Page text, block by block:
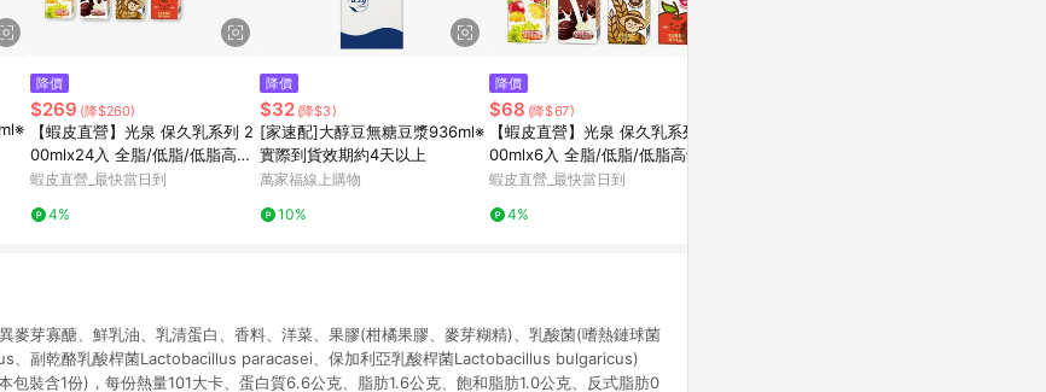
降價
$269 (降$260)
【蝦皮直營】光泉 保久乳系列 2
00mlx24入 全脂/低脂/低脂高鈣/
高鈣/巧克力/果汁/麥芽/蘋果 牛
蝦皮直營_最快當日到
4%
降價
$32 (降$3)
[家速配]大醇豆無糖豆漿936ml※
實際到貨效期約4天以上
萬家福線上購物
10%
降價
$68 (降$67)
【蝦皮直營】光泉 保久乳系列 2
00mlx6入 全脂/低脂/低脂高鈣/
高鈣/巧克力/果汁/麥芽/蘋果 保
蝦皮直營_最快當日到
4%
麥芽寡醣、鮮乳油、乳清蛋白、香料、洋菜、果膠(柑橘果膠、麥芽糊精)、乳酸菌(嗜熱鏈球菌
副乾酪乳酸桿菌Lactobacillus paracasei、保加利亞乳酸桿菌Lactobacillus bulgaricus)
包裝含1份)，每份熱量101大卡、蛋白質6.6公克、脂肪1.6公克、飽和脂肪1.0公克、反式脂肪0